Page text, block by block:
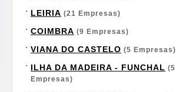
LEIRIA (21 Empresas)
COIMBRA (9 Empresas)
VIANA DO CASTELO (5 Empresas)
ILHA DA MADEIRA - FUNCHAL (5
Empresas)